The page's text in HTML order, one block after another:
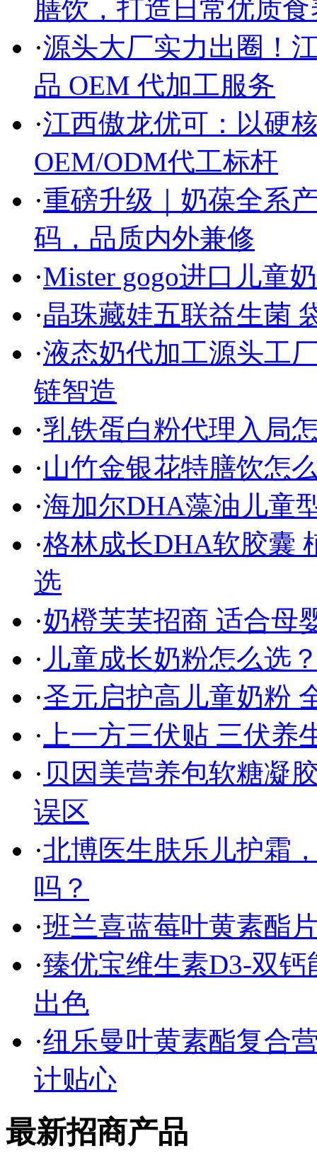
膳饮，打造日常优质
·源头大厂实力出圈！
品 OEM 代加工服务
·江西傲龙优可：以硬
OEM/ODM代工标杆
·重磅升级｜奶葆全系
码，品质内外兼修
·Mister gogo进口儿童
·晶珠藏娃五联益生菌
·液态奶代加工源头工
链智造
·乳铁蛋白粉代理入局
·山竹金银花特膳饮怎
·海加尔DHA藻油儿童
·格林成长DHA软胶囊
选
·奶橙芙芙招商 适合母
· 儿童成长奶粉怎么选
·圣元启护高儿童奶粉
· 上一方三伏贴 三伏
· 贝因美营养包软糖凝
误区
·北博医生肤乐儿护霜
吗？
·班兰喜蓝莓叶黄素酯
·臻优宝维生素D3-双
出色
·纽乐曼叶黄素酯复合
计贴心
最新招商产品